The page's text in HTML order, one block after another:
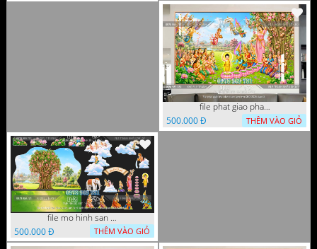
file phat giao phat dan vuon lam ty ni 05052026 dao t5
500.000 Đ
THÊM VÀO GIỎ
file mo hinh san khau vuon lam ty ni tach lop file tranh phat giao 16052026 dao
500.000 Đ
THÊM VÀO GIỎ